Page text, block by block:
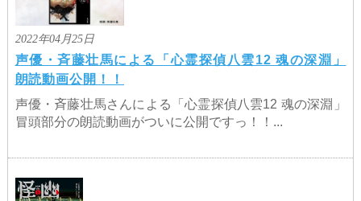
2022年04月25日
声優・斉藤壮馬による「心霊探偵八雲12 魂の深淵」
朗読動画公開！！
声優・斉藤壮馬さんによる「心霊探偵八雲12 魂の深淵」
冒頭部分の朗読動画がついに公開ですっ！！...